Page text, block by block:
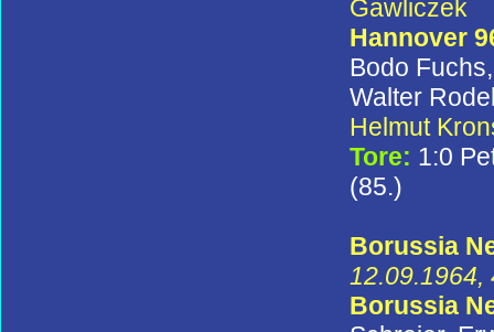
Gawliczek
Hannover
Bodo
Walter
Helmut
Tore: 1:0
(85.)
Borussia
12.09.1964,
Borussia